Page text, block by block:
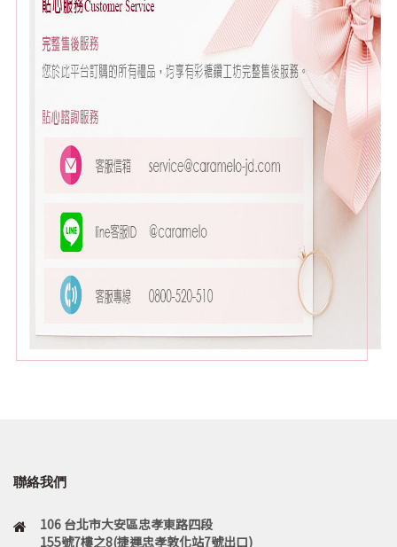
聯絡我們
106 台北市大安區忠孝東路四段
155號7樓之8(捷運忠孝敦化站7號出口)